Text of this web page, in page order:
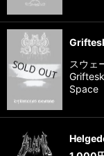
スウェ
Space